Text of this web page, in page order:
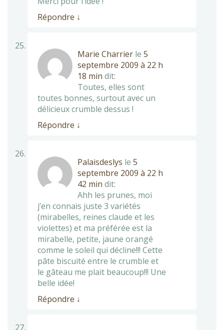
Répondre ↓
Marie Charrier le 5
septembre 2009 à 22 h
18 min dit:
Toutes, elles sont
toutes bonnes, surtout avec un
délicieux crumble dessus !
Répondre ↓
Palaisdeslys le 5
septembre 2009 à 22 h
42 min dit:
Ahh les prunes, moi
j’en connais juste 3 variétés
(mirabelles, reines claude et les
violettes) et ma préférée est la
mirabelle, petite, jaune orangé
comme le soleil qui décline!!! Cette
pâte biscuité entre le crumble et
le gâteau me plait beaucoup!!! Une
belle idée!
Répondre ↓